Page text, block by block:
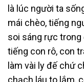
là lúc người ta
mái chèo, tiếng
soi sáng rực trong
tiếng con rô, con
làm vài ly đế chứ
chạch láu to lắm,